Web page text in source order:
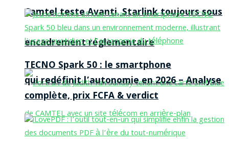
Camtel teste Avanti, Starlink toujours sous
encadrement réglementaire
TECNO Spark 50 : le smartphone
qui redéfinit l’autonomie en 2026 – Analyse
complète, prix FCFA & verdict